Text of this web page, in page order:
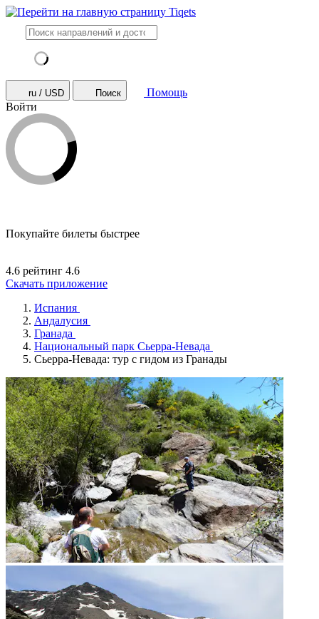
ru / USD Поиск
Помощь
Войти
Покупайте билеты быстрее
4.6 рейтинг 4.6
Скачать приложение
Испания
Андалусия
Гранада
Национальный парк Сьерра-Невада
Сьерра-Невада: тур с гидом из Гранады